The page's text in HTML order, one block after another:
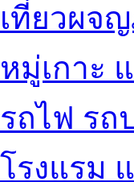
เที่ยวผจ
หมู่เกาะ
รถไฟ รถ
โรงแรม